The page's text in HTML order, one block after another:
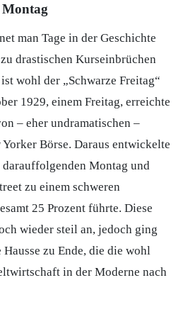
Montag
man Tage in der Geschichte
zu drastischen Kurseinbrüchen
wohl der „Schwarze Freitag“
1929, einem Freitag, erreichte
– eher undramatischen –
Börse. Daraus entwickelte
darauffolgenden Montag und
zu einem schweren
25 Prozent führte. Diese
wieder steil an, jedoch ging
Hausse zu Ende, die die wohl
in der Moderne nach